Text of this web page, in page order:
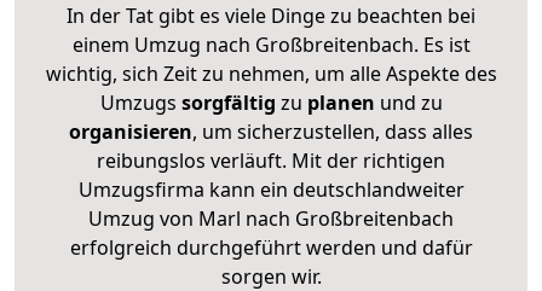
In der Tat gibt es viele Dinge zu beachten bei
einem Umzug nach Großbreitenbach. Es ist
wichtig, sich Zeit zu nehmen, um alle Aspekte des
Umzugs sorgfältig zu planen und zu
organisieren, um sicherzustellen, dass alles
reibungslos verläuft. Mit der richtigen
Umzugsfirma kann ein deutschlandweiter
Umzug von Marl nach Großbreitenbach
erfolgreich durchgeführt werden und dafür
sorgen wir.